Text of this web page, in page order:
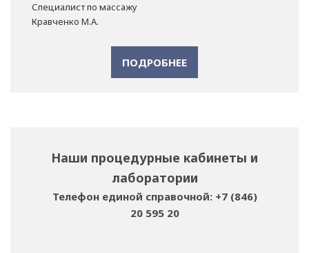
Специалист по массажу
Кравченко М.А.
ПОДРОБНЕЕ
Наши процедурные кабинеты и
лаборатории
Телефон единой справочной: +7 (846)
20 595 20